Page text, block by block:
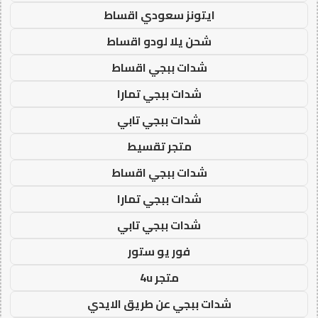
ايتونز سعودي اقساط
شحن يلا لودو اقساط
شدات ببجي اقساط
شدات ببجي تمارا
شدات ببجي تابي
متجر تقسيط
شدات ببجي اقساط
شدات ببجي تمارا
شدات ببجي تابي
فور يو ستور
متجر 4u
شدات ببجي عن طريق الايدي